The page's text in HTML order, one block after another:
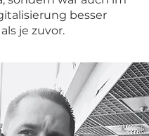
besser
je zuvor.